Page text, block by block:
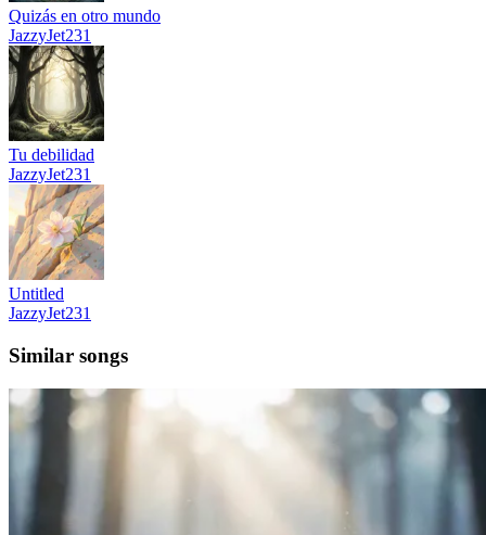
Quizás en otro mundo
JazzyJet231
Tu debilidad
JazzyJet231
Untitled
JazzyJet231
Similar songs